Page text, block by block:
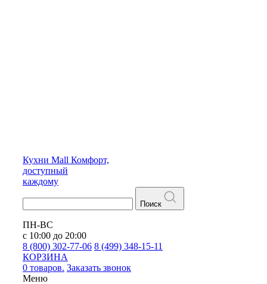
Кухни Mall Комфорт,
доступный
каждому
Поиск
ПН-ВС
с 10:00 до 20:00
8 (800) 302-77-06 8 (499) 348-15-11
КОРЗИНА
0 товаров. Заказать звонок
Меню